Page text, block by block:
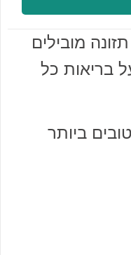
מובילים
בריאות כל
ביותר